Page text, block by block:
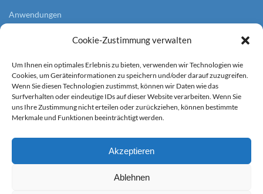
Cookie-Zustimmung verwalten
Um Ihnen ein optimales Erlebnis zu bieten, verwenden wir Technologien wie
Cookies, um Geräteinformationen zu speichern und/oder darauf zuzugreifen.
Wenn Sie diesen Technologien zustimmst, können wir Daten wie das
Surfverhalten oder eindeutige IDs auf dieser Website verarbeiten. Wenn Sie
uns Ihre Zustimmung nicht erteilen oder zurückziehen, können bestimmte
Merkmale und Funktionen beeinträchtigt werden.
Akzeptieren
Ablehnen
Anwendungen
Service
AGB